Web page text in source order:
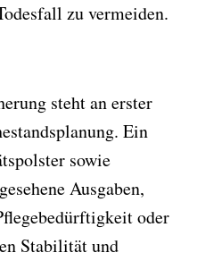
zu vermeiden.
steht an erster
Ein
sowie
Ausgaben,
oder
Stabilität und